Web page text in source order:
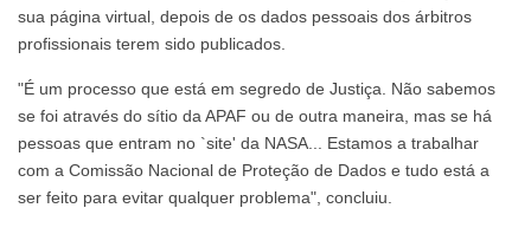
sua página virtual, depois de os dados pessoais dos árbitros
profissionais terem sido publicados.
"É um processo que está em segredo de Justiça. Não sabemos
se foi através do sítio da APAF ou de outra maneira, mas se há
pessoas que entram no `site' da NASA... Estamos a trabalhar
com a Comissão Nacional de Proteção de Dados e tudo está a
ser feito para evitar qualquer problema", concluiu.